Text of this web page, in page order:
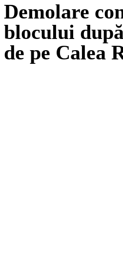
Demolare
blocului
de pe Calea